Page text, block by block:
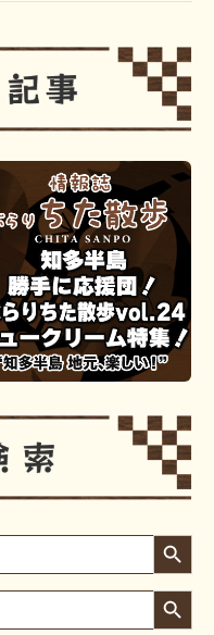
Search Button
Search Button